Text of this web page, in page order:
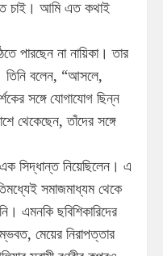
চাই। আমি এত কথাই
পারছেন না নায়িকা। তার
তিনি বলেন, “আসলে,
সঙ্গে যোগাযোগ ছিন্ন
থেকেছেন, তাঁদের সঙ্গে
সিদ্ধান্ত নিয়েছিলেন। এ
সমাজমাধ্যম থেকে
এমনকি ছবিশিকারিদের
মেয়ের নিরাপত্তার